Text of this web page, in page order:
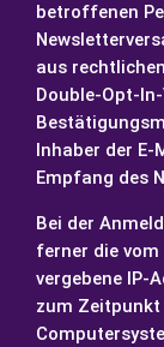
betroffenen
aus
Double-Opt-
Inhaber der
Empfang des
Bei der
ferner die vom
vergebene IP-
zum Zeitpunkt